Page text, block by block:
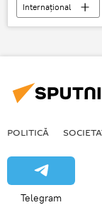
Internațional
pace
POLITICĂ
Telegram